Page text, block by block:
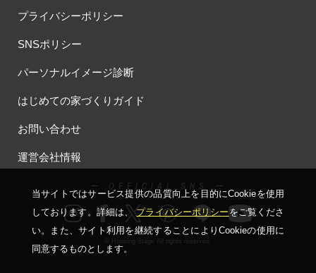
プライバシーポリシー
SNSポリシー
パーソナルイメージ診断
はじめての家づくりガイド
お問い合わせ
運営会社情報
ー OFFICIAL SNS ー
© Housing Stage All rights reserved.
当サイトではサービス提供の品質向上を⽬的にCookieを使⽤
しております。詳細は、プライバシーポリシーをご覧くださ
い。
また、サイト利⽤を継続することによりCookieの使⽤に
同意するものとします。